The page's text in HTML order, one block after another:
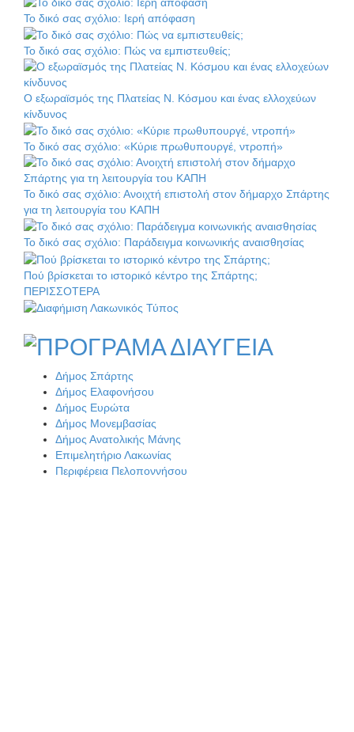
Το δικό σας σχόλιο: Ιερή απόφαση
Το δικό σας σχόλιο: Πώς να εμπιστευθείς;
Ο εξωραϊσμός της Πλατείας Ν. Κόσμου και ένας ελλοχεύων
κίνδυνος
Το δικό σας σχόλιο: «Κύριε πρωθυπουργέ, ντροπή»
Το δικό σας σχόλιο: Ανοιχτή επιστολή στον δήμαρχο Σπάρτης
για τη λειτουργία του ΚΑΠΗ
Το δικό σας σχόλιο: Παράδειγμα κοινωνικής αναισθησίας
Πού βρίσκεται το ιστορικό κέντρο της Σπάρτης;
ΠΕΡΙΣΣΟΤΕΡΑ
Δήμος Σπάρτης
Δήμος Ελαφονήσου
Δήμος Ευρώτα
Δήμος Μονεμβασίας
Δήμος Ανατολικής Μάνης
Επιμελητήριο Λακωνίας
Περιφέρεια Πελοποννήσου